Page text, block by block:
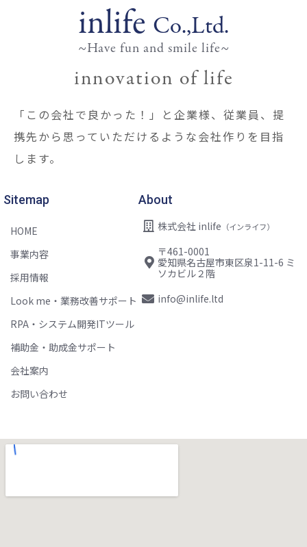
inlife Co.,Ltd.
~Have fun and smile life~
innovation of life
「この会社で良かった！」と企業様、従業員、提
携先から思っていただけるような会社作りを目指
します。
Sitemap
HOME
事業内容
採用情報
Look me・業務改善サポート
RPA・システム開発ITツール
補助金・助成金サポート
会社案内
お問い合わせ
About
株式会社 inlife （インライフ）
〒461-0001
愛知県名古屋市東区泉1-11-6 ミ
ソカビル２階
info@inlife.ltd